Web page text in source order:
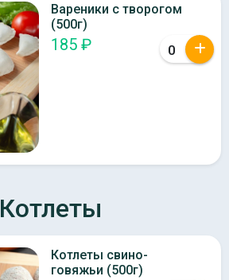
Вареники с творогом
(500г)
185 ₽
Котлеты
Котлеты свино-
говяжьи (500г)